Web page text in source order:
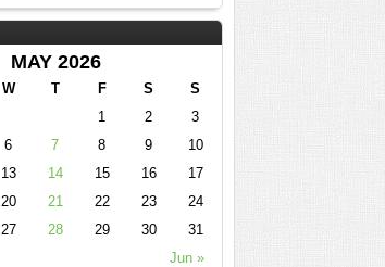
MAY 2026
W T F S S
Jun »
1 2
3
6 7 8 9
10
13 14 15 16
17
20 21 22 23
24
27 28 29 30 31